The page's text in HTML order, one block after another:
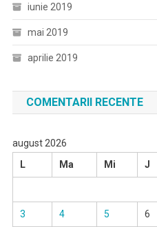
iunie 2019
mai 2019
aprilie 2019
COMENTARII RECENTE
august 2026
L
Ma Mi J
3 4 5 6